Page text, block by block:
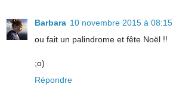
Barbara 10 novembre 2015 à 08:15
ou fait un palindrome et fête Noël !!
;o)
Répondre